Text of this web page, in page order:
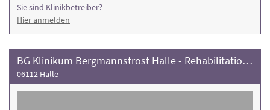
Sie sind Klinikbetreiber?
Hier anmelden
BG Klinikum Bergmannstrost Halle - Rehabilitationszentrum
06112 Halle